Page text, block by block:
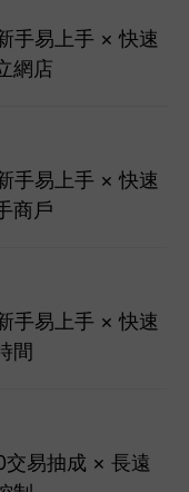
手易上手 × 快速
網店
手易上手 × 快速
商戶
手易上手 × 快速
間
交易抽成 × 長遠